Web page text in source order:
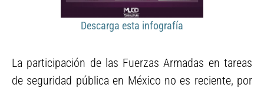
Descarga esta infografía
La participación de las Fuerzas Armadas en tareas
de seguridad pública en México no es reciente, por